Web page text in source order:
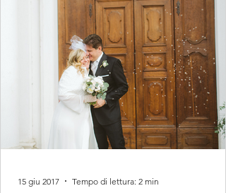
15 giu 2017 Tempo di lettura: 2 min